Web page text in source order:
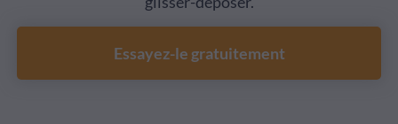
Essayez-le gratuitement